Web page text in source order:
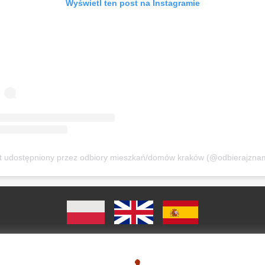
Wyświetl ten post na Instagramie
udostępniony przez odbiory mieszkań/domów kraków